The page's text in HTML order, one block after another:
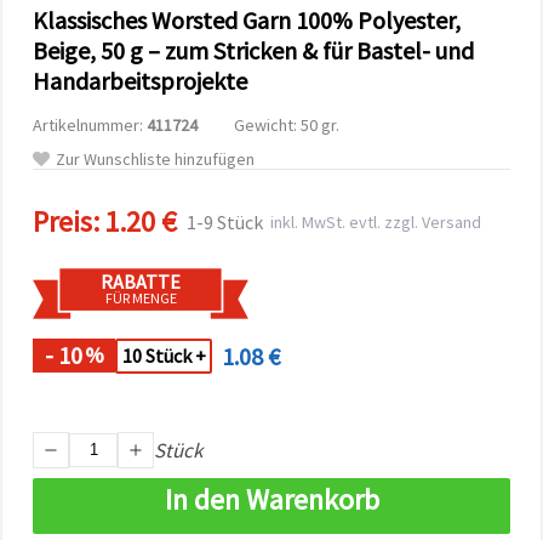
unserer
Partner für
Analyse
Marketing.
Sie können
Cookies
oder Ihre
Auswahl in
Einstellungen
individuell
festlegen.
Ihre
Einwilligung
können Sie
oder
widerrufen.
Impressum
Richtlinie
Klassisches Worsted Garn 100% Polyester,
Beige, 50 g – zum Stricken & für Bastel- und
Handarbeitsprojekte
Artikelnummer: 411724
Gewicht: 50 gr.
Zur Wunschliste hinzufügen
Preis:1.20 € 1-9 Stück inkl. MwSt. evtl. zzgl. Versand
RABATTE
FÜR MENGE
- 10% 10 Stück + 1.08 €
Stück
In den Warenkorb